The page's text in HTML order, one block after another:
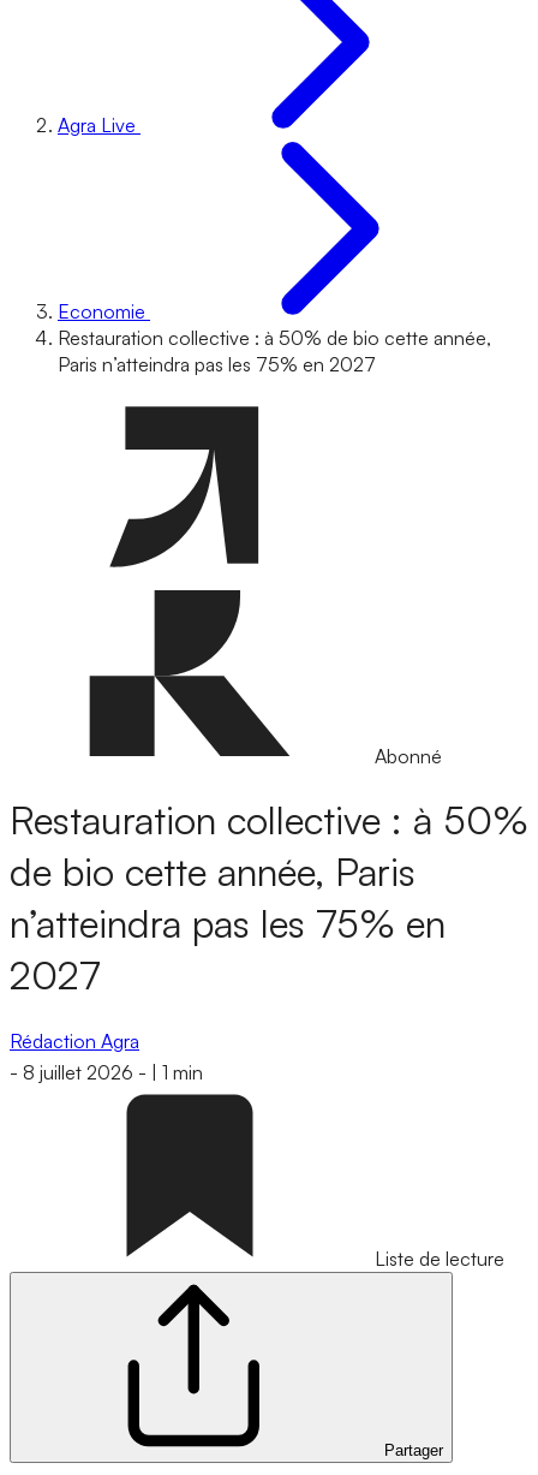
Agra Live
Economie
Restauration collective : à 50% de bio cette année,
Paris n’atteindra pas les 75% en 2027
Abonné
Restauration collective : à 50%
de bio cette année, Paris
n’atteindra pas les 75% en
2027
Rédaction Agra
- 8 juillet 2026 - 1 min
Liste de lecture
Partager